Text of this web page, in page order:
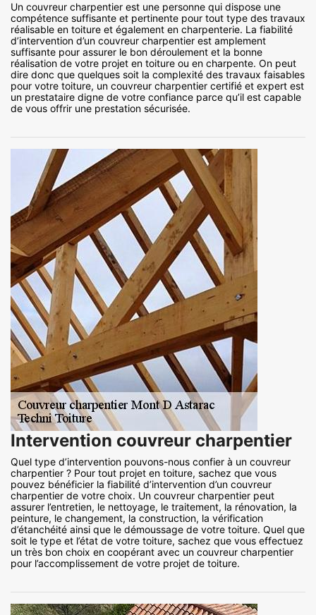
Un couvreur charpentier est une personne qui dispose une
compétence suffisante et pertinente pour tout type des travaux
réalisable en toiture et également en charpenterie. La fiabilité
d’intervention d’un couvreur charpentier est amplement
suffisante pour assurer le bon déroulement et la bonne
réalisation de votre projet en toiture ou en charpente. On peut
dire donc que quelques soit la complexité des travaux faisables
pour votre toiture, un couvreur charpentier certifié et expert est
un prestataire digne de votre confiance parce qu’il est capable
de vous offrir une prestation sécurisée.
Intervention couvreur charpentier
Quel type d’intervention pouvons-nous confier à un couvreur
charpentier ? Pour tout projet en toiture, sachez que vous
pouvez bénéficier la fiabilité d’intervention d’un couvreur
charpentier de votre choix. Un couvreur charpentier peut
assurer l’entretien, le nettoyage, le traitement, la rénovation, la
peinture, le changement, la construction, la vérification
d’étanchéité ainsi que le démoussage de votre toiture. Quel que
soit le type et l’état de votre toiture, sachez que vous effectuez
un très bon choix en coopérant avec un couvreur charpentier
pour l’accomplissement de votre projet de toiture.